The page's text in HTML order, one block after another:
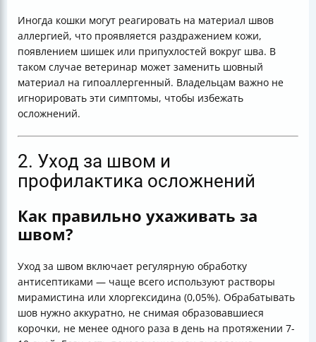
Иногда кошки могут реагировать на материал швов
аллергией, что проявляется раздражением кожи,
появлением шишек или припухлостей вокруг шва. В
таком случае ветеринар может заменить шовный
материал на гипоаллергенный. Владельцам важно не
игнорировать эти симптомы, чтобы избежать
осложнений.
2. Уход за швом и
профилактика осложнений
Как правильно ухаживать за
швом?
Уход за швом включает регулярную обработку
антисептиками — чаще всего используют растворы
мирамистина или хлоргексидина (0,05%). Обрабатывать
шов нужно аккуратно, не снимая образовавшиеся
корочки, не менее одного раза в день на протяжении 7-